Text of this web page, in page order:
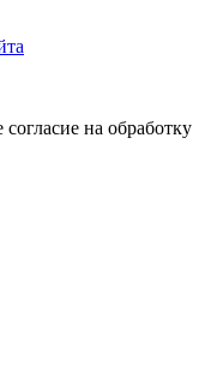
на обработку